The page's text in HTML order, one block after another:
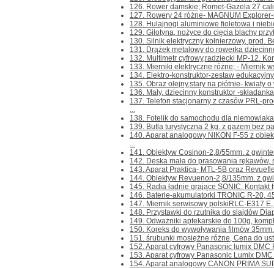
126. Rower damskie; Romet-Gazela 27
127. Rowery 24 różne- MAGNUM
128. Hulajnogi aluminiowe fioletowa i
129. Gilotyna, nożyce do cięcia blachy
130. Silnik elektryczny kołnierzowy, prod.
131. Drążek metalowy do rowerka
132. Multimetr cyfrowy,radziecki MP-12.
133. Mierniki elektryczne różne; - Miernik
134. Elektro-konstruktor-zestaw
135. Obraz olejny,stary na płótnie- kwiaty
136. Mały, dziecinny konstruktor -
137. Telefon stacjonarny z czasów PRL-
...
138. Fotelik do samochodu dla
139. Butla turystyczna 2 kg. z gazem bez
140. Aparat analogowy NIKON F-55 z
...
141. Obiektyw Cosinon-2,8/55mm. z
142. Deska mała do prasowania
143. Aparat Praktica- MTL-5B oraz
144. Obiektyw Revuenon-2,8/135mm. z
145. Radia ładnie grające SONIC. Kontakt
146. Baterie-akumulatorki TRONIC R-20,
147. Miernik serwisowy polskiRLC-E317
148. Przystawki do rzutnika do slajdów
149. Odważniki aptekarskie do 100g,
150. Koreks do wywoływania filmów
151. śrubunki mosiężne różne, Cena do
152. Aparat cyfrowy Panasonic lumix DMC
153. Aparat cyfrowy Panasonic Lumix
154. Aparat analogowy CANON PRIMA